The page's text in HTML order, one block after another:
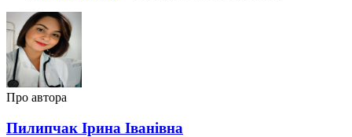
Про автора
Пилипчак Ірина Іванівна